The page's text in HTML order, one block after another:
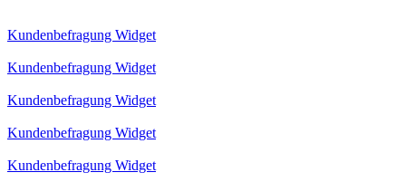
Kundenbefragung Widget
Kundenbefragung Widget
Kundenbefragung Widget
Kundenbefragung Widget
Kundenbefragung Widget